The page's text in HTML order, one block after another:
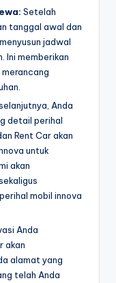
Setelah
tanggal awal dan
jadwal
Ini memberikan
Anda
detail perihal
Rent Car akan
untuk
akan
mobil innova
Anda
akan
alamat yang
telah Anda